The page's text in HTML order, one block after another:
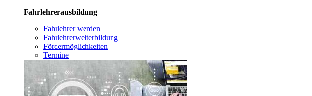
Fahrlehrerausbildung
Fahrlehrer werden
Fahrlehrerweiterbildung
Fördermöglichkeiten
Termine